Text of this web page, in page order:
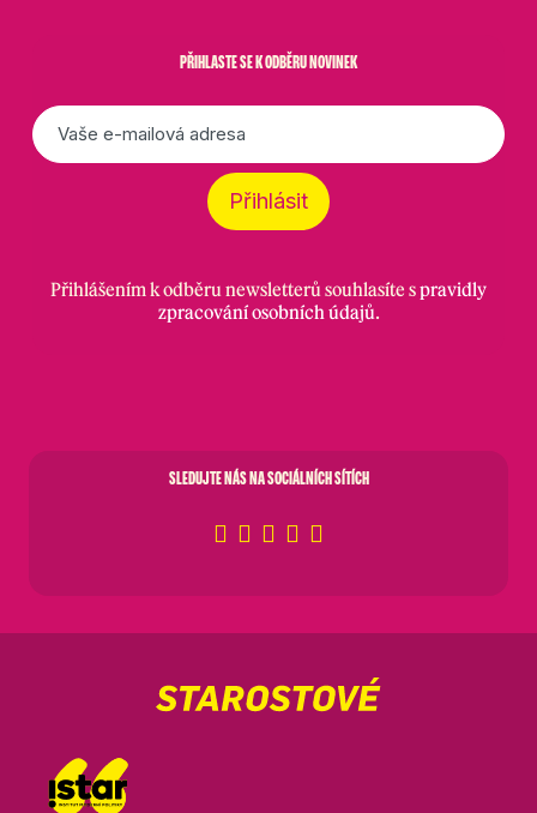
PŘIHLASTE SE K ODBĚRU NOVINEK
E-
mail
Přihlásit
Přihlášením k odběru newsletterů souhlasíte spravidly
zpracování osobních údajů.
SLEDUJTE NÁS NA SOCIÁLNÍCH SÍTÍCH